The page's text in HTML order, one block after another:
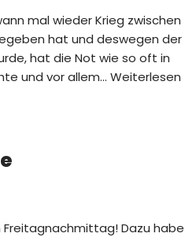
mal wieder Krieg zwischen
hat und deswegen der
hat die Not wie so oft in
und vor allem… Weiterlesen
Freitagnachmittag! Dazu habe